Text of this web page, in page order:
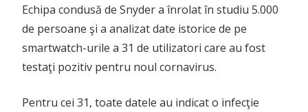
Echipa condusă de Snyder a înrolat în studiu 5.000
de persoane şi a analizat date istorice de pe
smartwatch-urile a 31 de utilizatori care au fost
testaţi pozitiv pentru noul cornavirus.
Pentru cei 31, toate datele au indicat o infecţie